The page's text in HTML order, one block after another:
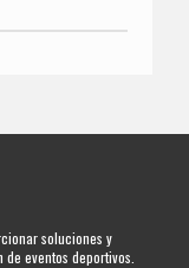
soluciones y
eventos deportivos.